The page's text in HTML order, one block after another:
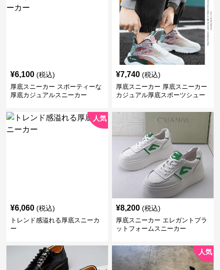
¥6,100 (税込)
厚底スニーカー スポーティーな
厚底カジュアルスニーカー
¥7,740 (税込)
厚底スニーカー 厚底スニーカー
カジュアル厚底スポーツシュー
人気
¥6,060 (税込)
トレンド感溢れる厚底スニーカ
ー
¥8,200 (税込)
厚底スニーカー エレガントプラ
ットフォームスニーカー
人気